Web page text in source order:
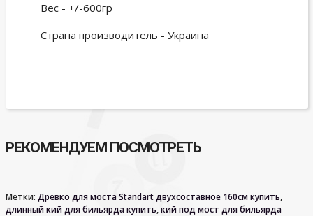
Вес - +/-600гр
Страна производитель - Украина
РЕКОМЕНДУЕМ ПОСМОТРЕТЬ
Метки: Древко для моста Standart двухсоставное 160см купить,
длинный кий для бильярда купить,кий под мост для бильярда